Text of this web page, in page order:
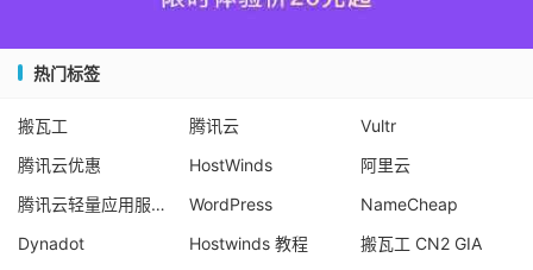
热门标签
搬瓦工 腾讯云
Vultr
腾讯云优惠
HostWinds
阿里云
腾讯云轻量应用服务器
WordPress
NameCheap
Dynadot
Hostwinds 教程
搬瓦工 CN2 GIA